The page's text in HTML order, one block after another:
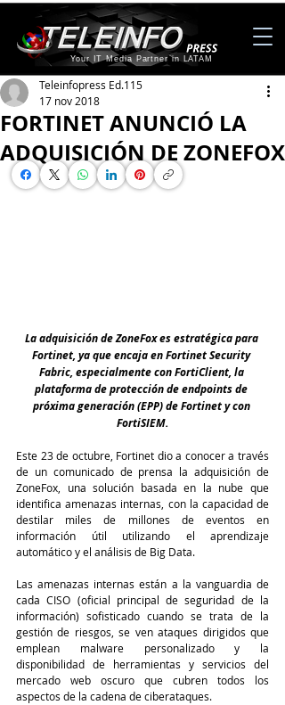
Your IT Media Partner in LATAM
FORTINET ANUNCIÓ LA
ADQUISICIÓN DE ZONEFOX
Teleinfopress Ed.115
17 nov 2018
La adquisición de ZoneFox es estratégica para
Fortinet, ya que encaja en Fortinet Security
Fabric, especialmente con FortiClient, la
plataforma de protección de endpoints de
próxima generación (EPP) de Fortinet y con
FortiSIEM.
Este 23 de octubre, Fortinet dio a conocer a través
de un comunicado de prensa la adquisición de
ZoneFox, una solución basada en la nube que
identifica amenazas internas, con la capacidad de
destilar miles de millones de eventos en
información útil utilizando el aprendizaje
automático y el análisis de Big Data.
Las amenazas internas están a la vanguardia de
cada CISO (oficial principal de seguridad de la
información) sofisticado cuando se trata de la
gestión de riesgos, se ven ataques dirigidos que
emplean malware personalizado y la
disponibilidad de herramientas y servicios del
mercado web oscuro que cubren todos los
aspectos de la cadena de ciberataques.